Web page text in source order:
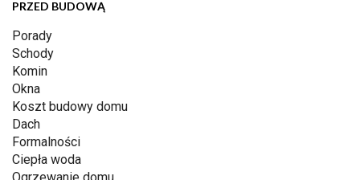
PRZED BUDOWĄ
Porady
Schody
Komin
Okna
Koszt budowy domu
Dach
Formalności
Ciepła woda